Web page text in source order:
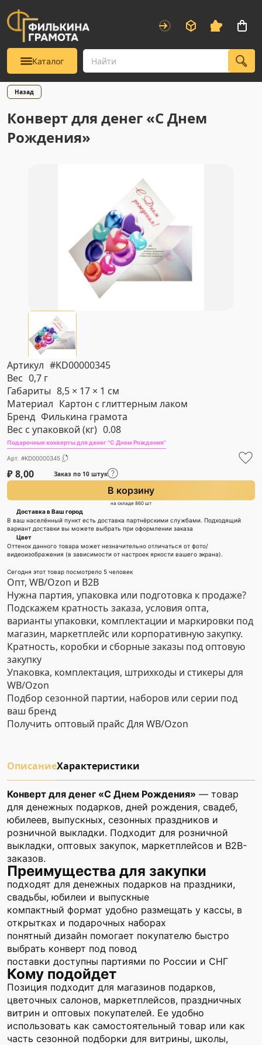
Каталог
Назад
Конверт для денег «С Днем
Рождения»
Артикул #KD00000345
Вес 0,7 г
Габариты 8,5 × 17 × 1 см
Материал Картон с глиттерным лаком
Бренд Филькина грамота
Вес с упаковкой (кг) 0.08
Подарочные конверты для денег "С Днем Рождения"
Арт. #KD00000345
₽8,00 Заказ по 10 штук
В корзину
на складе 860 шт
Доставка в Ваш город
В ваш населённый пункт есть доставка партнёрскими службами. Подходящий
вариант доставки вы можете выбрать при оформлении заказа
Цвет
Оттенок данного товара может незначительно отличаться от фото/
видеоизображения (в зависимости от настроек яркости вашего экрана).
Сегодня этот товар посмотрело 5 человек
Опт, WB/Ozon и B2B
Нужна партия, упаковка или подготовка к продаже?
Подскажем кратность заказа, условия опта,
варианты упаковки, комплектации и маркировки под
магазин, маркетплейс или корпоративную закупку.
Кратность, коробки и сборные заказы под оптовую
закупку
Упаковка, комплектация, штрихкоды и стикеры для
WB/Ozon
Подбор сезонной партии, наборов или серии под
ваш бренд
Получить оптовый прайс Для WB/Ozon
ОписаниеХарактеристики
Конверт для денег «С Днем Рождения» — товар
для денежных подарков, дней рождения, свадеб,
юбилеев, выпускных, сезонных праздников и
розничной выкладки. Подходит для розничной
выкладки, оптовых закупок, маркетплейсов и B2B-
заказов.
Преимущества для закупки
подходят для денежных подарков на праздники,
свадьбы, юбилеи и выпускные
компактный формат удобно размещать у кассы, в
открытках и подарочных наборах
понятный дизайн помогает покупателю быстро
выбрать конверт под повод
поставки доступны партиями по России и СНГ
Кому подойдет
Позиция подходит для магазинов подарков,
цветочных салонов, маркетплейсов, праздничных
витрин и оптовых покупателей. Ее удобно
использовать как самостоятельный товар или как
часть сезонной подборки для витрины, школы,